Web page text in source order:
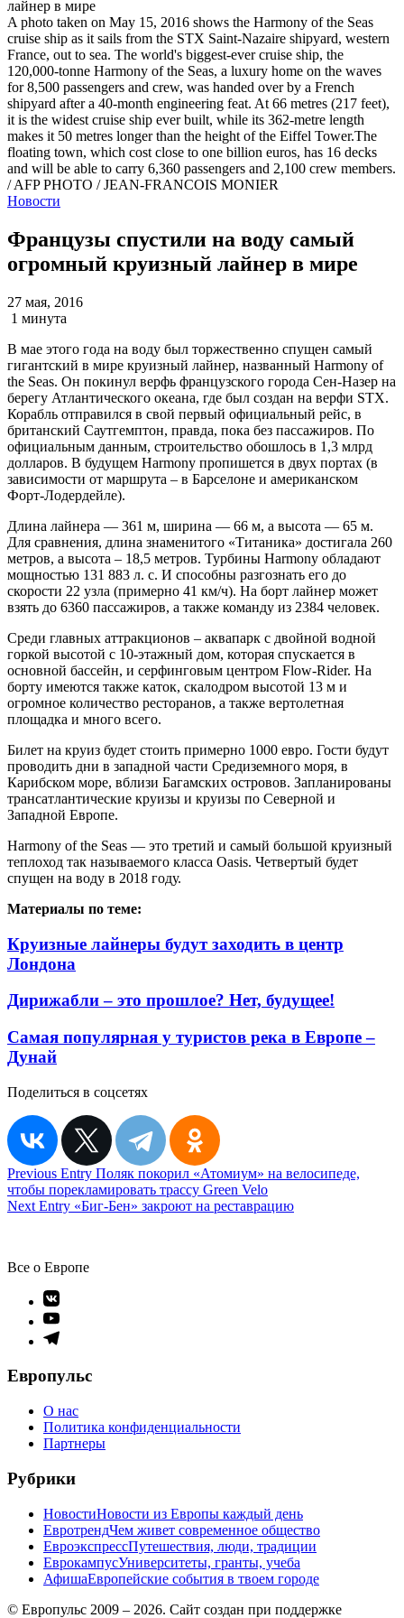
A photo taken on May 15, 2016 shows the Harmony of the Seas
cruise ship as it sails from the STX Saint-Nazaire shipyard, western
France, out to sea. The world's biggest-ever cruise ship, the
120,000-tonne Harmony of the Seas, a luxury home on the waves
for 8,500 passengers and crew, was handed over by a French
shipyard after a 40-month engineering feat. At 66 metres (217 feet),
it is the widest cruise ship ever built, while its 362-metre length
makes it 50 metres longer than the height of the Eiffel Tower.The
floating town, which cost close to one billion euros, has 16 decks
and will be able to carry 6,360 passengers and 2,100 crew members.
/ AFP PHOTO / JEAN-FRANCOIS MONIER
Новости
Французы спустили на воду самый
огромный круизный лайнер в мире
27 мая, 2016
1 минута
В мае этого года на воду был торжественно спущен самый
гигантский в мире круизный лайнер, названный Harmony of
the Seas. Он покинул верфь французского города Сен-Назер на
берегу Атлантического океана, где был создан на верфи STX.
Корабль отправился в свой первый официальный рейс, в
британский Саутгемптон, правда, пока без пассажиров. По
официальным данным, строительство обошлось в 1,3 млрд
долларов. В будущем Harmony пропишется в двух портах (в
зависимости от маршрута – в Барселоне и американском
Форт-Лодердейле).
Длина лайнера — 361 м, ширина — 66 м, а высота — 65 м.
Для сравнения, длина знаменитого «Титаника» достигала 260
метров, а высота – 18,5 метров. Турбины Harmony обладают
мощностью 131 883 л. с. И способны разгознать его до
скорости 22 узла (примерно 41 км/ч). На борт лайнер может
взять до 6360 пассажиров, а также команду из 2384 человек.
Среди главных аттракционов – аквапарк с двойной водной
горкой высотой с 10-этажный дом, которая спускается в
основной бассейн, и серфинговым центром Flow-Rider. На
борту имеются также каток, скалодром высотой 13 м и
огромное количество ресторанов, а также вертолетная
площадка и много всего.
Билет на круиз будет стоить примерно 1000 евро. Гости будут
проводить дни в западной части Средиземного моря, в
Карибском море, вблизи Багамских островов. Запланированы
трансатлантические круизы и круизы по Северной и
Западной Европе.
Harmony of the Seas — это третий и самый большой круизный
теплоход так называемого класса Oasis. Четвертый будет
спущен на воду в 2018 году.
Материалы по теме:
Круизные лайнеры будут заходить в центр
Лондона
Дирижабли – это прошлое? Нет, будущее!
Самая популярная у туристов река в Европе –
Дунай
Поделиться в соцсетях
Навигация
по
Previous Entry Поляк покорил «Атомиум» на велосипеде,
чтобы порекламировать трассу Green Velo
Next Entry «Биг-Бен» закроют на реставрацию
Все о Европе
Элемент
меню
Элемент
меню
Элемент
Европульс
О нас
Политика конфиденциальности
Партнеры
Рубрики
НовостиНовости из Европы каждый день
ЕвротрендЧем живет современное общество
ЕвроэкспрессПутешествия, люди, традиции
ЕврокампусУниверситеты, гранты, учеба
АфишаЕвропейские события в твоем городе
© Европульс 2009 – 2026. Сайт создан при поддержке